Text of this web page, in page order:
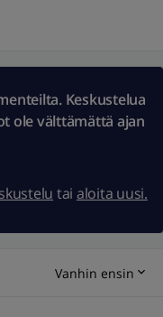
Keskustelua
ole välttämättä ajan
tai aloita uusi.
Vanhin ensin